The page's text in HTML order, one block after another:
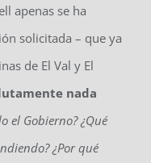
apenas se ha
solicitada – que ya
de El Val y El
nada
el Gobierno? ¿Qué
¿Por qué